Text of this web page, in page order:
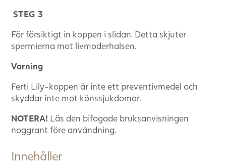
STEG 3
För försiktigt in koppen i slidan. Detta skjuter
spermierna mot livmoderhalsen.
Varning
Ferti Lily-koppen är inte ett preventivmedel och
skyddar inte mot könssjukdomar.
NOTERA! Läs den bifogade bruksanvisningen
noggrant före användning.
Innehåller